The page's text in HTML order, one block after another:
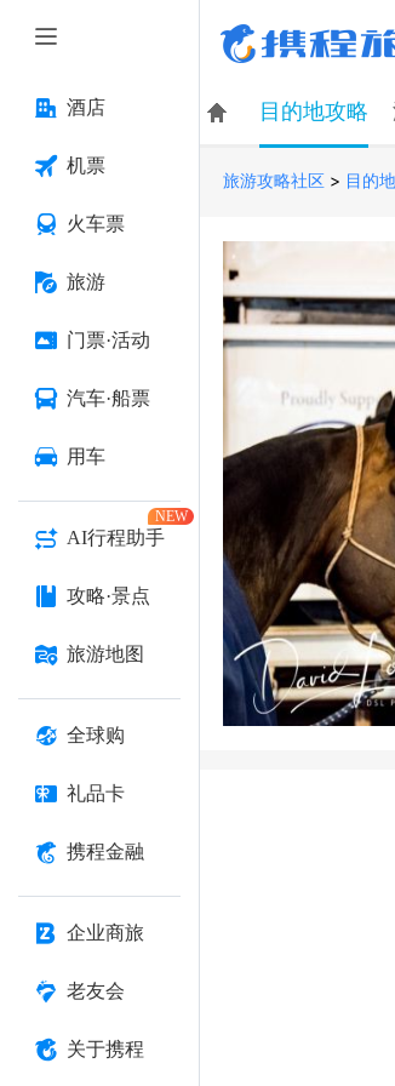
酒店
机票
火车票
旅游
门票·活动
汽车·船票
用车
AI行程助手
NEW
攻略·景点
旅游地图
全球购
礼品卡
携程金融
企业商旅
老友会
关于携程
目的地攻略
旅游攻略社区 > 目的地